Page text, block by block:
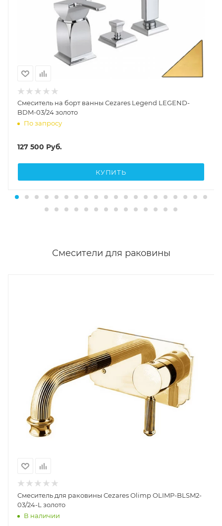
Смеситель на борт ванны Cezares Legend LEGEND-
BDM-03/24 золото
По запросу
127 500 Руб.
КУПИТЬ
Смесители для раковины
Смеситель для раковины Cezares Olimp OLIMP-BLSM2-
03/24-L золото
В наличии